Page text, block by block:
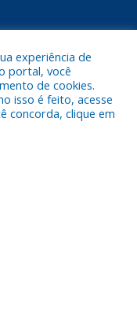
prefeituras!
garantimos em
de transparência
Pública
experiência de
portal, você
de cookies.
isso é feito, acesse
concorda, clique em